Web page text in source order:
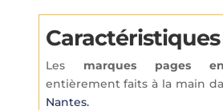
Caractéristiques
Lesmarques pages
entièrement faits à la main
Nantes.